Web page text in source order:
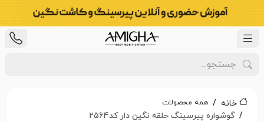
خانه همه محصولات
گوشواره پیرسینگ حلقه نگین دار کد۲۵۶۴